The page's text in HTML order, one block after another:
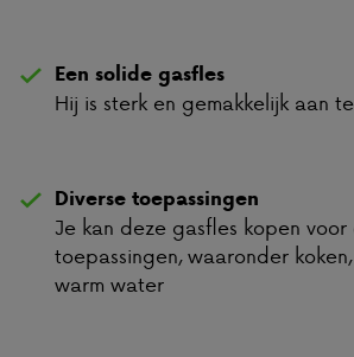
Een solide gasfles
Hij is sterk en gemakkelijk aan
Diverse toepassingen
Je kan deze gasfles kopen voor
toepassingen, waaronder
warm water